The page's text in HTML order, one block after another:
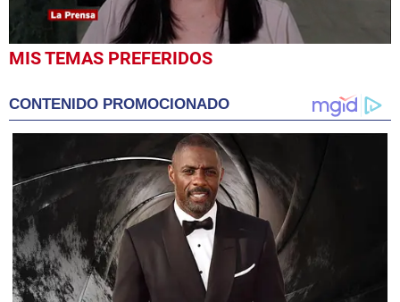
0
seconds
minutes,
58
seconds
MIS TEMAS PREFERIDOS
CONTENIDO PROMOCIONADO